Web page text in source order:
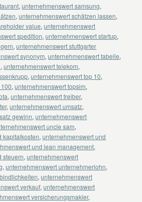
,unternehmenswert samsung,
,unternehmenswert schätzen lassen,
value,unternehmenswert
spedition,unternehmenswert startup,
,unternehmenswert stuttgarter
synonym,unternehmenswert tabelle,
,unternehmenswert telekom,
,unternehmenswert top 10,
,unternehmenswert topsim,
,unternehmenswert treiber,
,unternehmenswert umsatz,
gewinn,unternehmenswert
uncle sam,
kapitalkosten,unternehmenswert und
und lean management,
steuern,unternehmenswert
,unternehmenswert unternehmerlohn,
,unternehmenswert
verkauf,unternehmenswert
versicherungsmakler,